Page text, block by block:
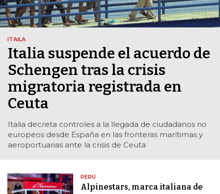
ITAILA
Italia suspende el acuerdo de
Schengen tras la crisis
migratoria registrada en
Ceuta
Italia decreta controles a la llegada de ciudadanos no
europeos desde España en las fronteras marítimas y
aeroportuarias ante la crisis de Ceuta
PERÚ
Alpinestars, marca italiana de